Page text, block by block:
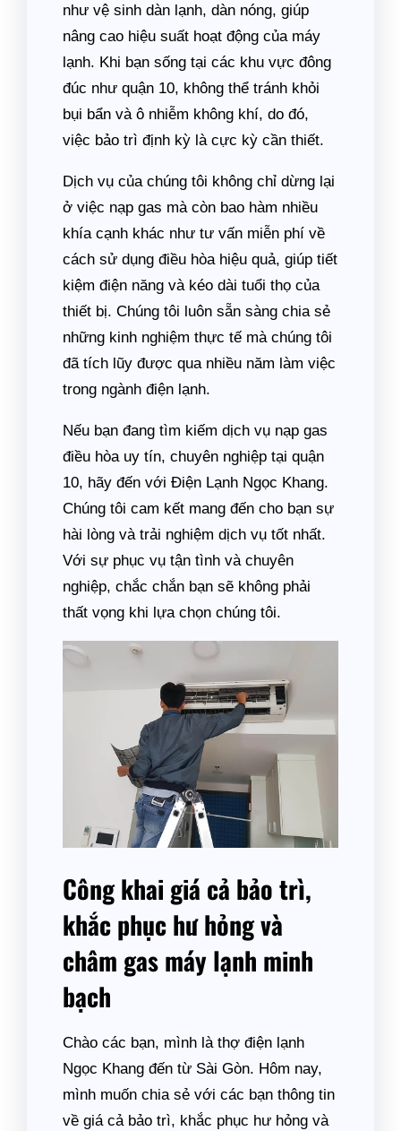
như vệ sinh dàn lạnh, dàn nóng, giúp
nâng cao hiệu suất hoạt động của máy
lạnh. Khi bạn sống tại các khu vực đông
đúc như quận 10, không thể tránh khỏi
bụi bẩn và ô nhiễm không khí, do đó,
việc bảo trì định kỳ là cực kỳ cần thiết.
Dịch vụ của chúng tôi không chỉ dừng lại
ở việc nạp gas mà còn bao hàm nhiều
khía cạnh khác như tư vấn miễn phí về
cách sử dụng điều hòa hiệu quả, giúp tiết
kiệm điện năng và kéo dài tuổi thọ của
thiết bị. Chúng tôi luôn sẵn sàng chia sẻ
những kinh nghiệm thực tế mà chúng tôi
đã tích lũy được qua nhiều năm làm việc
trong ngành điện lạnh.
Nếu bạn đang tìm kiếm dịch vụ nạp gas
điều hòa uy tín, chuyên nghiệp tại quận
10, hãy đến với Điện Lạnh Ngọc Khang.
Chúng tôi cam kết mang đến cho bạn sự
hài lòng và trải nghiệm dịch vụ tốt nhất.
Với sự phục vụ tận tình và chuyên
nghiệp, chắc chắn bạn sẽ không phải
thất vọng khi lựa chọn chúng tôi.
Công khai giá cả bảo trì,
khắc phục hư hỏng và
châm gas máy lạnh minh
bạch
Chào các bạn, mình là thợ điện lạnh
Ngọc Khang đến từ Sài Gòn. Hôm nay,
mình muốn chia sẻ với các bạn thông tin
về giá cả bảo trì, khắc phục hư hỏng và